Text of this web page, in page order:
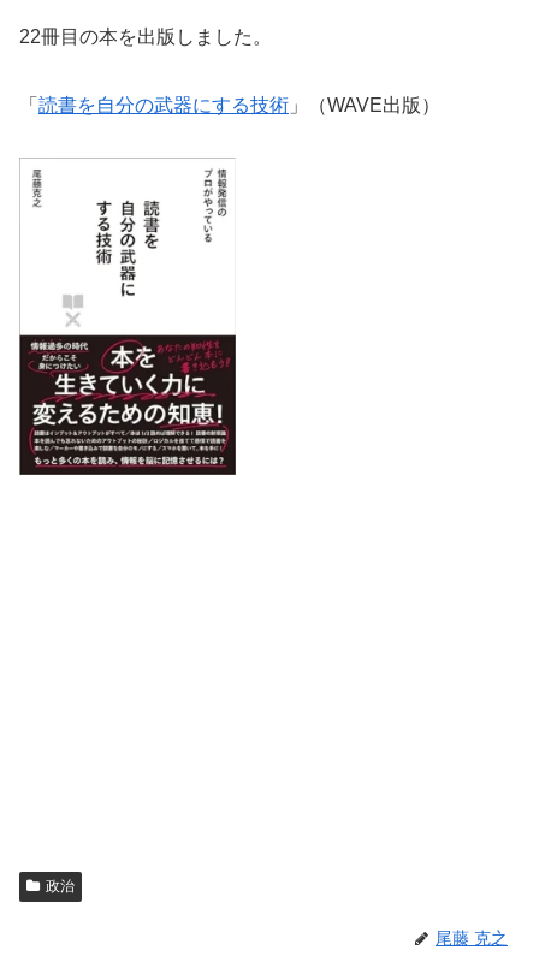
22冊目の本を出版しました。
「 読書を自分の武器にする技術 」（WAVE出版）
政治
尾藤 克之